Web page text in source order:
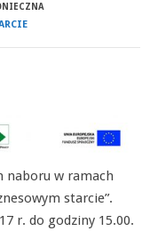
naboru w ramach
starcie”.
r. do godziny 15.00.